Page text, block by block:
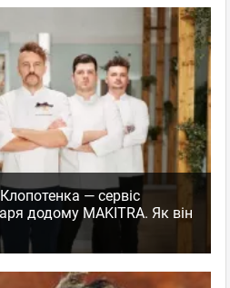
— сервіс
додому MAKITRA. Як він